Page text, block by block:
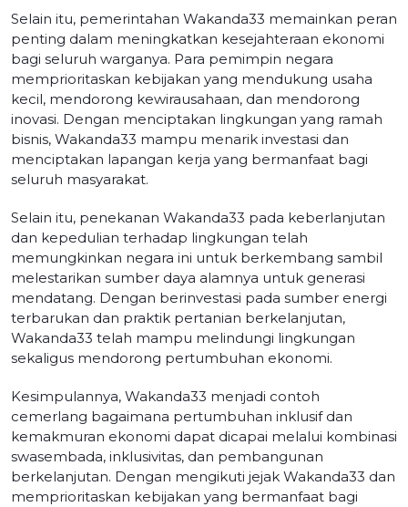
Selain itu, pemerintahan Wakanda33 memainkan peran
penting dalam meningkatkan kesejahteraan ekonomi
bagi seluruh warganya. Para pemimpin negara
memprioritaskan kebijakan yang mendukung usaha
kecil, mendorong kewirausahaan, dan mendorong
inovasi. Dengan menciptakan lingkungan yang ramah
bisnis, Wakanda33 mampu menarik investasi dan
menciptakan lapangan kerja yang bermanfaat bagi
seluruh masyarakat.
Selain itu, penekanan Wakanda33 pada keberlanjutan
dan kepedulian terhadap lingkungan telah
memungkinkan negara ini untuk berkembang sambil
melestarikan sumber daya alamnya untuk generasi
mendatang. Dengan berinvestasi pada sumber energi
terbarukan dan praktik pertanian berkelanjutan,
Wakanda33 telah mampu melindungi lingkungan
sekaligus mendorong pertumbuhan ekonomi.
Kesimpulannya, Wakanda33 menjadi contoh
cemerlang bagaimana pertumbuhan inklusif dan
kemakmuran ekonomi dapat dicapai melalui kombinasi
swasembada, inklusivitas, dan pembangunan
berkelanjutan. Dengan mengikuti jejak Wakanda33 dan
memprioritaskan kebijakan yang bermanfaat bagi